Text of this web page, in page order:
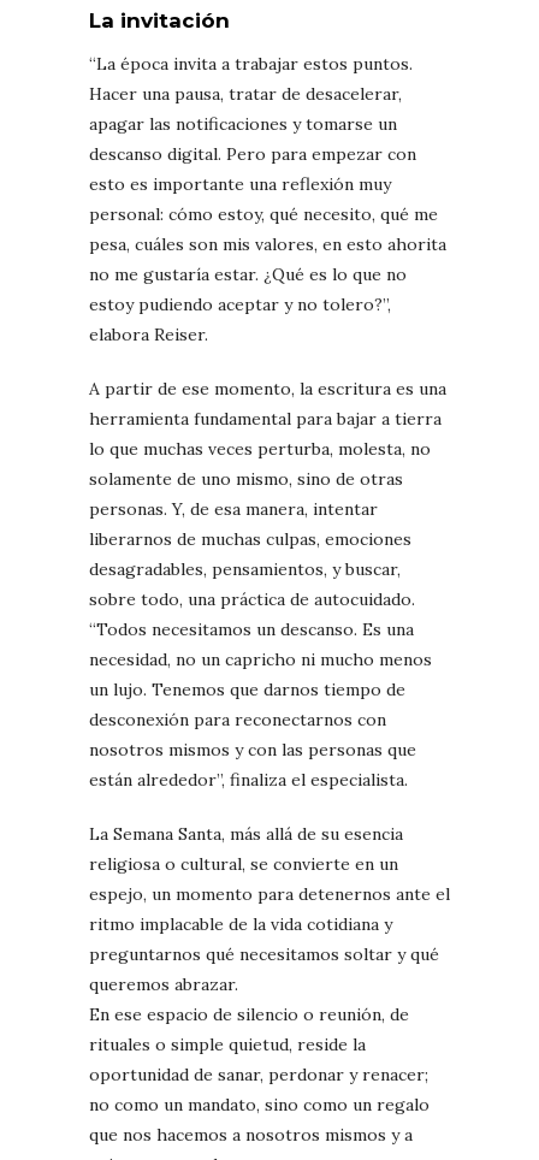
La invitación
“La época invita a trabajar estos puntos.
Hacer una pausa, tratar de desacelerar,
apagar las notificaciones y tomarse un
descanso digital. Pero para empezar con
esto es importante una reflexión muy
personal: cómo estoy, qué necesito, qué me
pesa, cuáles son mis valores, en esto ahorita
no me gustaría estar. ¿Qué es lo que no
estoy pudiendo aceptar y no tolero?”,
elabora Reiser.
A partir de ese momento, la escritura es una
herramienta fundamental para bajar a tierra
lo que muchas veces perturba, molesta, no
solamente de uno mismo, sino de otras
personas. Y, de esa manera, intentar
liberarnos de muchas culpas, emociones
desagradables, pensamientos, y buscar,
sobre todo, una práctica de autocuidado.
“Todos necesitamos un descanso. Es una
necesidad, no un capricho ni mucho menos
un lujo. Tenemos que darnos tiempo de
desconexión para reconectarnos con
nosotros mismos y con las personas que
están alrededor”, finaliza el especialista.
La Semana Santa, más allá de su esencia
religiosa o cultural, se convierte en un
espejo, un momento para detenernos ante el
ritmo implacable de la vida cotidiana y
preguntarnos qué necesitamos soltar y qué
queremos abrazar.
En ese espacio de silencio o reunión, de
rituales o simple quietud, reside la
oportunidad de sanar, perdonar y renacer;
no como un mandato, sino como un regalo
que nos hacemos a nosotros mismos y a